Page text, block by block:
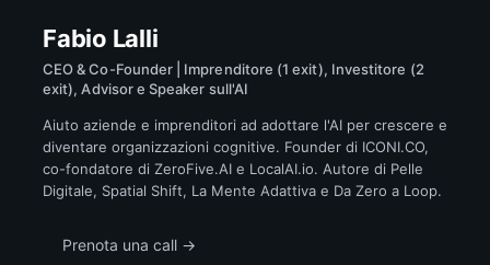
Fabio Lalli
CEO & Co-Founder | Imprenditore (1 exit), Investitore (2
exit), Advisor e Speaker sull'AI
Aiuto aziende e imprenditori ad adottare l'AI per crescere e
diventare organizzazioni cognitive. Founder di ICONI.CO,
co-fondatore di ZeroFive.AI e LocalAI.io. Autore di Pelle
Digitale, Spatial Shift, La Mente Adattiva e Da Zero a Loop.
Prenota una call →